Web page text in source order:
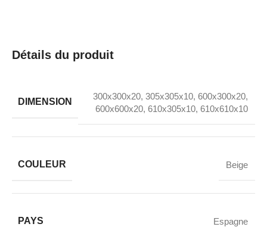
Détails du produit
DIMENSION
300x300x20, 305x305x10, 600x300x20,
600x600x20, 610x305x10, 610x610x10
COULEUR Beige
PAYS Espagne